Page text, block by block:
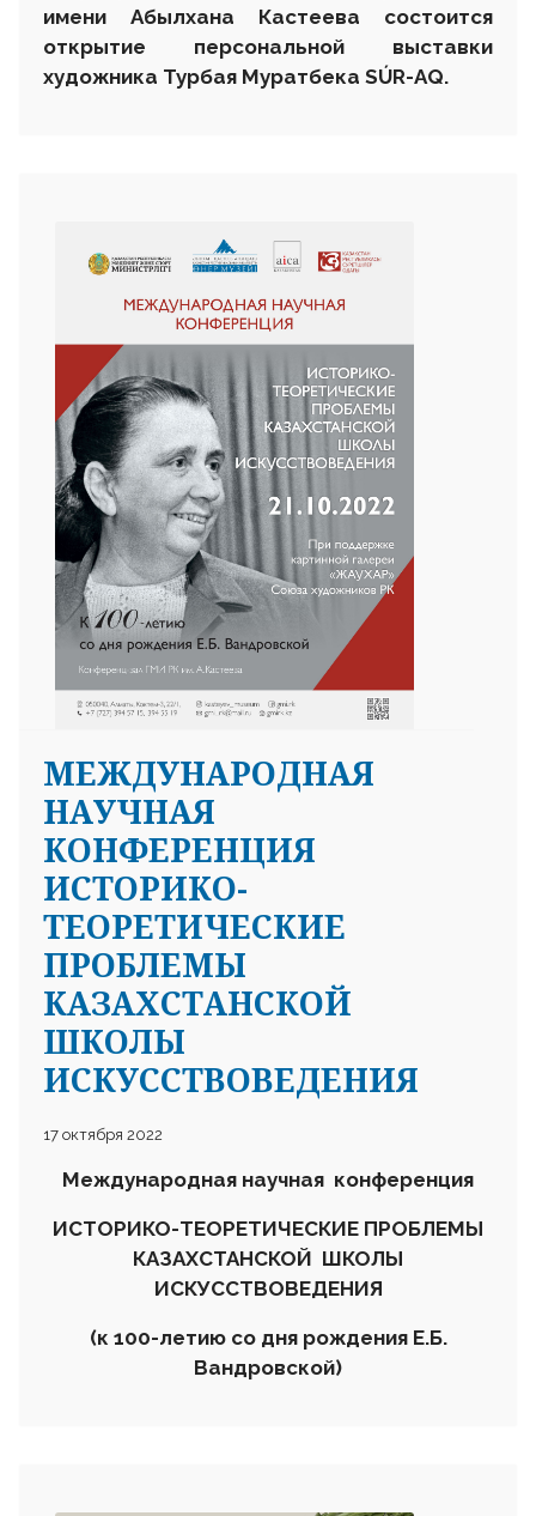
имени Абылхана Кастеева состоится
открытие персональной выставки
художника Турбая Муратбека SÚR-AQ.
МЕЖДУНАРОДНАЯ
НАУЧНАЯ
КОНФЕРЕНЦИЯ
ИСТОРИКО-
ТЕОРЕТИЧЕСКИЕ
ПРОБЛЕМЫ
КАЗАХСТАНСКОЙ
ШКОЛЫ
ИСКУССТВОВЕДЕНИЯ
17 октября 2022
Международная научная конференция
ИСТОРИКО-ТЕОРЕТИЧЕСКИЕ ПРОБЛЕМЫ
КАЗАХСТАНСКОЙ ШКОЛЫ
ИСКУССТВОВЕДЕНИЯ
(к 100-летию со дня рождения Е.Б.
Вандровской)